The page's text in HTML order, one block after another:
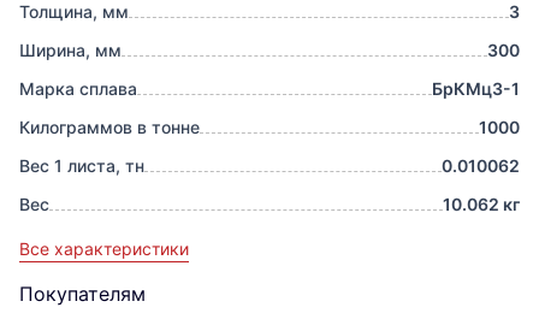
Толщина, мм
3
Ширина, мм
300
Марка сплава
БрКМц3-1
Килограммов в тонне
1000
Вес 1 листа, тн
0.010062
Вес
10.062 кг
Все характеристики
Покупателям